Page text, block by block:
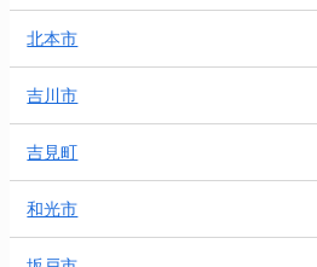
北本市
吉川市
吉見町
和光市